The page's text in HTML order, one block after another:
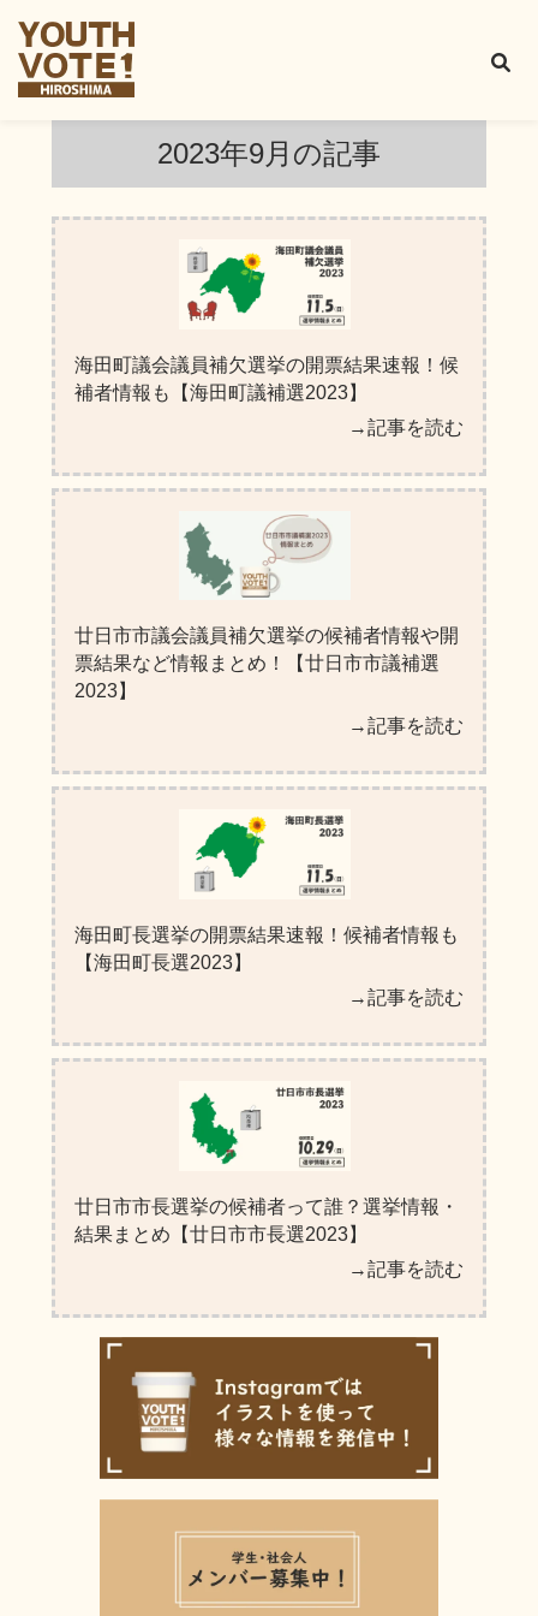
2023年9月 の記事
海田町議会議員補欠選挙の開票結果速報！候
補者情報も【海田町議補選2023】
→記事を読む
廿日市市議会議員補欠選挙の候補者情報や開
票結果など情報まとめ！【廿日市市議補選
2023】
→記事を読む
海田町長選挙の開票結果速報！候補者情報も
【海田町長選2023】
→記事を読む
廿日市市長選挙の候補者って誰？選挙情報・
結果まとめ【廿日市市長選2023】
→記事を読む